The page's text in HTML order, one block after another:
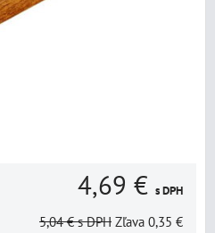
4,69 € s DPH
5,04 € s DPH Zľava 0,35 €